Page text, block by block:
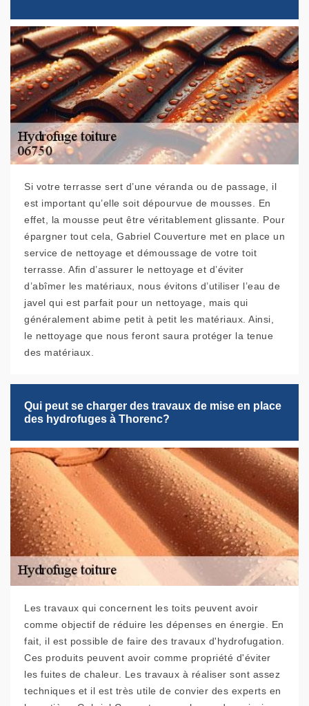
Si votre terrasse sert d’une véranda ou de passage, il
est important qu’elle soit dépourvue de mousses. En
effet, la mousse peut être véritablement glissante. Pour
épargner tout cela, Gabriel Couverture met en place un
service de nettoyage et démoussage de votre toit
terrasse. Afin d’assurer le nettoyage et d’éviter
d’abîmer les matériaux, nous évitons d’utiliser l’eau de
javel qui est parfait pour un nettoyage, mais qui
généralement abime petit à petit les matériaux. Ainsi,
le nettoyage que nous feront saura protéger la tenue
des matériaux.
Qui peut se charger des travaux de mise en place
des hydrofuges à Thorenc?
Les travaux qui concernent les toits peuvent avoir
comme objectif de réduire les dépenses en énergie. En
fait, il est possible de faire des travaux d'hydrofugation.
Ces produits peuvent avoir comme propriété d'éviter
les fuites de chaleur. Les travaux à réaliser sont assez
techniques et il est très utile de convier des experts en